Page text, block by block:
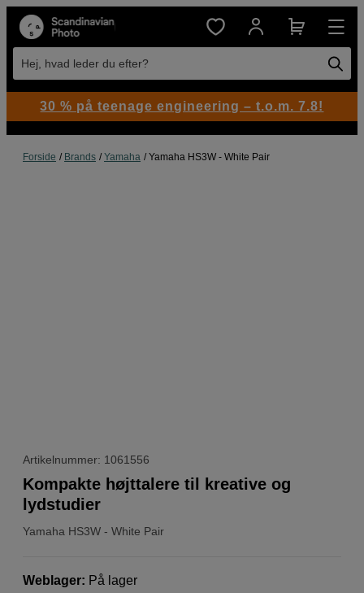
Hej, hvad leder du efter?
Forside Brands Yamaha Yamaha HS3W - White Pair
Artikelnummer: 1061556
Yamaha HS3W - White Pair
Kompakte højttalere til kreative og
lydstudier
Weblager: På lager
30 % på teenage engineering – t.o.m. 7.8!